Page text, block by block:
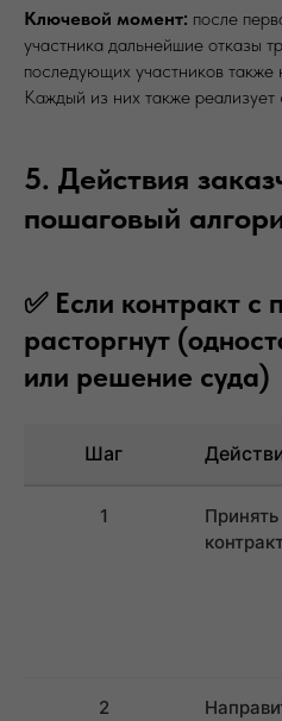
Ключевой момент: после
участника дальнейшие отказы
последующих участников также
Каждый из них также реализует
5. Действия
пошаговый
✅ Если контракт с
расторгнут
или решение суда)
Шаг
1
2